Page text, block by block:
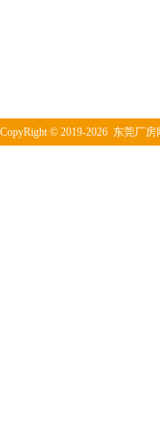
CopyRight© 2019-2026 东莞厂